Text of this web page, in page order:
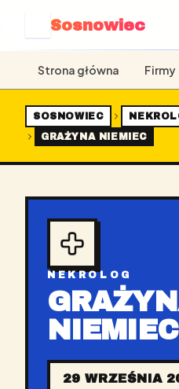
Sosnowiec
Strona główna Firmy
SOSNOWIEC
GRAŻYNA NIEMIEC
NEKROLOG
NIEMIEC
29 WRZEŚNIA